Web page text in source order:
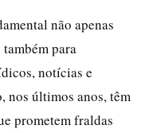
não apenas
para
notícias e
nos últimos anos, têm
prometem fraldas